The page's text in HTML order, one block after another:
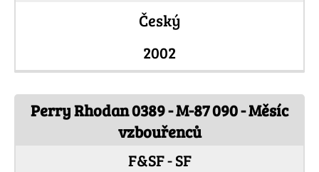
Český
2002
Perry Rhodan 0389 - M-87 090 - Měsíc
vzbouřenců
F&SF - SF